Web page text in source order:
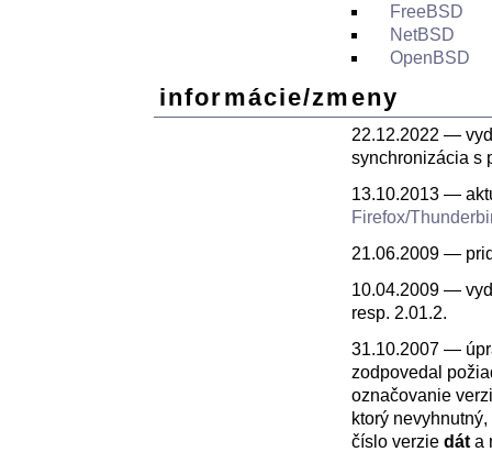
FreeBSD
NetBSD
OpenBSD
informácie/zmeny
22.12.2022 —
synchronizácia s
13.10.2013 —
Firefox/
21.06.2009 —
10.04.2009 —
resp. 2.01.2.
31.10.2007 —
zodpovedal
označovanie
ktorý
číslo verzie dát a